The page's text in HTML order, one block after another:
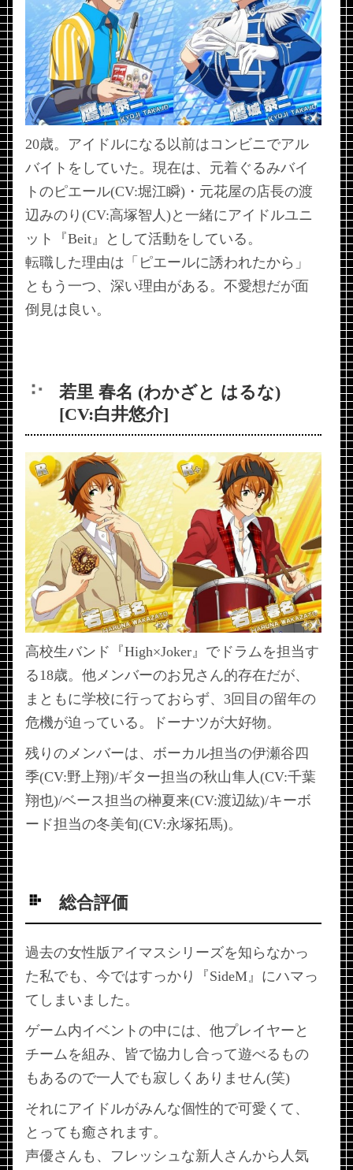
20歳。アイドルになる以前はコンビニでアル
バイトをしていた。現在は、元着ぐるみバイ
トのピエール(CV:堀江瞬)・元花屋の店長の渡
辺みのり(CV:高塚智人)と一緒にアイドルユニ
ット『Beit』として活動をしている。
転職した理由は「ピエールに誘われたから」
ともう一つ、深い理由がある。不愛想だが面
倒見は良い。
若里 春名 (わかざと はるな)
[CV:白井悠介]
高校生バンド『High×Joker』でドラムを担当す
る18歳。他メンバーのお兄さん的存在だが、
まともに学校に行っておらず、3回目の留年の
危機が迫っている。ドーナツが大好物。
残りのメンバーは、ボーカル担当の伊瀬谷四
季(CV:野上翔)/ギター担当の秋山隼人(CV:千葉
翔也)/ベース担当の榊夏来(CV:渡辺紘)/キーボ
ード担当の冬美旬(CV:永塚拓馬)。
総合評価
過去の女性版アイマスシリーズを知らなかっ
た私でも、今ではすっかり『SideM』にハマっ
てしまいました。
ゲーム内イベントの中には、他プレイヤーと
チームを組み、皆で協力し合って遊べるもの
もあるので一人でも寂しくありません(笑)
それにアイドルがみんな個性的で可愛くて、
とっても癒されます。
声優さんも、フレッシュな新人さんから人気